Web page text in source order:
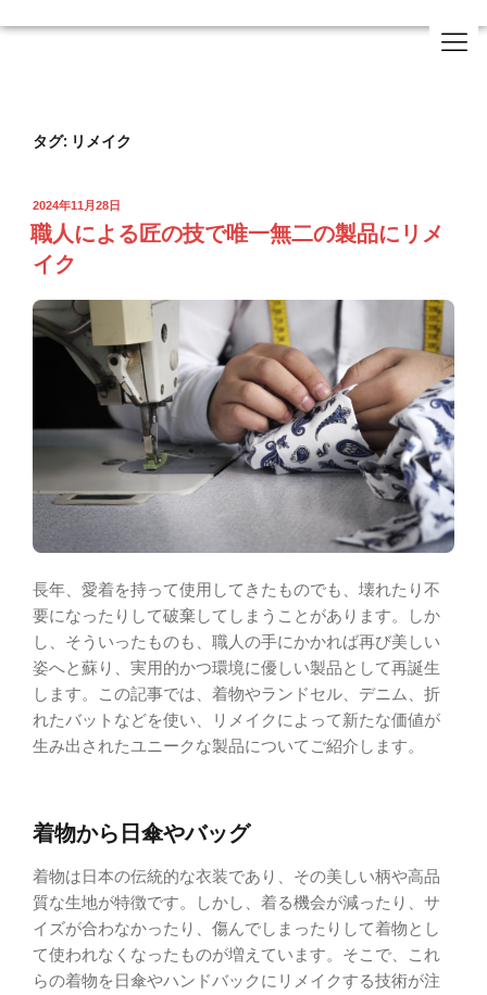
タグ: リメイク
2024年11月28日
職人による匠の技で唯一無二の製品にリメ
イク
長年、愛着を持って使用してきたものでも、壊れたり不
要になったりして破棄してしまうことがあります。しか
し、そういったものも、職人の手にかかれば再び美しい
姿へと蘇り、実用的かつ環境に優しい製品として再誕生
します。この記事では、着物やランドセル、デニム、折
れたバットなどを使い、リメイクによって新たな価値が
生み出されたユニークな製品についてご紹介します。
着物から日傘やバッグ
着物は日本の伝統的な衣装であり、その美しい柄や高品
質な生地が特徴です。しかし、着る機会が減ったり、サ
イズが合わなかったり、傷んでしまったりして着物とし
て使われなくなったものが増えています。そこで、これ
らの着物を日傘やハンドバックにリメイクする技術が注